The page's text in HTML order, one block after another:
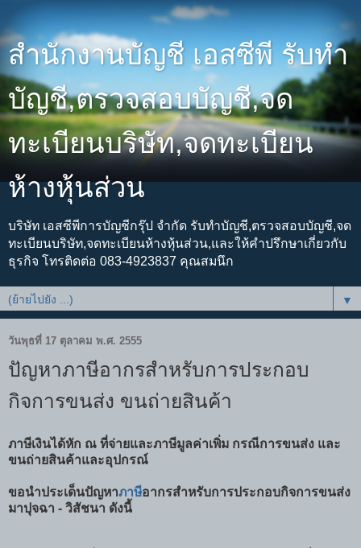
สำนักงานบัญชี เอสซีพี รับทำ
บัญชี,ตรวจสอบบัญชี,จด
ทะเบียนบริษัท,จดทะเบียน
ห้างหุ้นส่วน
บริษัท เอสซีพีการบัญชีกรุ๊ป จำกัด รับทำบัญชี,ตรวจสอบบัญชี,จด
ทะเบียนบริษัท,จดทะเบียนห้างหุ้นส่วน,และให้คำปรึกษาเกี่ยวกับ
ธุรกิจ โทรติดต่อ 083-4923837 คุณสมนึก
▼
วันพุธที่ 17 ตุลาคม พ.ศ. 2555
ปัญหาภาษีอากรสำหรับการประกอบ
กิจการขนส่ง ขนถ่ายสินค้า
ภาษีเงินได้หัก ณ ที่จ่ายและภาษีมูลค่าเพิ่ม กรณีการขนส่ง และ
ขนถ่ายสินค้าและอุปกรณ์
ขอนำประเด็นปัญหาภาษีอากรสำหรับการประกอบกิจการขนส่ง
มาปุจฉา - วิสัชนา ดังนี้